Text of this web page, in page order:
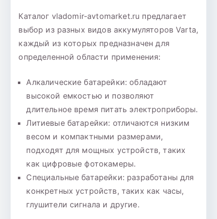
Каталог vladomir-avtomarket.ru предлагает
выбор из разных видов аккумуляторов Varta,
каждый из которых предназначен для
определенной области применения:
Алкалические батарейки: обладают
высокой емкостью и позволяют
длительное время питать электроприборы.
Литиевые батарейки: отличаются низким
весом и компактными размерами,
подходят для мощных устройств, таких
как цифровые фотокамеры.
Специальные батарейки: разработаны для
конкретных устройств, таких как часы,
глушители сигнала и другие.